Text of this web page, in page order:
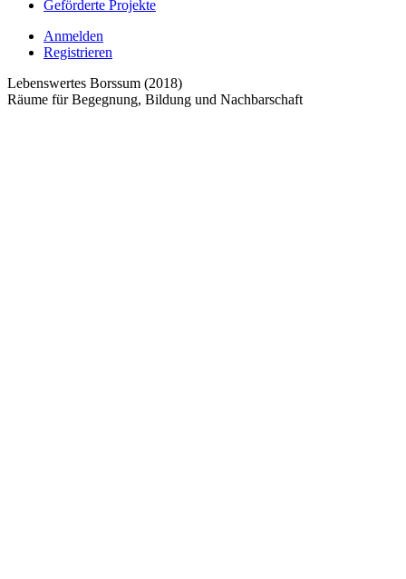
Geförderte Projekte
Anmelden
Registrieren
Lebenswertes Borssum (2018)
Räume für Begegnung, Bildung und Nachbarschaft